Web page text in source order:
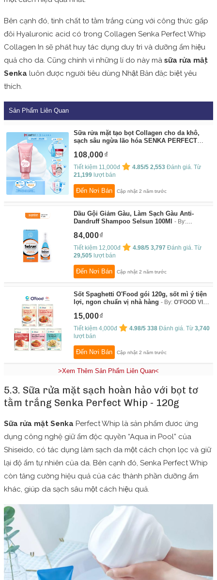
Bên cạnh đó, tinh chất tơ tằm trắng cùng với công thức gấp
đôi Hyaluronic acid có trong Collagen Senka Perfect Whip
Collagen In sẽ phát huy tác dụng duy trì và dưỡng ẩm hiệu
quả cho da. Cũng chính vì những lí do này mà sữa rửa mặt
Senka luôn được người tiêu dùng Nhật Bản đặc biệt yêu
thích.
Sản Phẩm Liên Quan
Sữa rửa mặt tạo bọt Collagen cho da khô,
sạch sâu ngừa lão hóa SENKA PERFECT
Japanese Beauty
108,000
Tiết kiệm 11,000đ 4.85/5 2,553 Đánh giá. Từ
21,199 lượt bán
Đến Nơi Bán Cập nhật 2 năm trước
Dầu Gội Giảm Gàu, Làm Sạch Gàu Anti-
Dandruff Shampoo Selsun 100Ml
By:
84,000
Tiết kiệm 12,000đ 4.98/5 3,797 Đánh giá. Từ
29,505 lượt bán
Đến Nơi Bán Cập nhật 2 năm trước
Sốt Spaghetti O'Food gói 120g, sốt mì ý tiện
lợi, ngon chuẩn vị nhà hàng
By:O'FOOD VIỆT
15,000
Tiết kiệm 4,000đ 4.98/5 338 Đánh giá. Từ3,740
lượt bán
Đến Nơi Bán Cập nhật 2 năm trước
>Xem Thêm Sản Phẩm Liên Quan<
5.3. Sữa rửa mặt sạch hoàn hảo với bọt tơ
tằm trắng Senka Perfect Whip - 120g
Sữa rửa mặt Senka Perfect Whip là sản phẩm đươc ứng
dụng công nghệ giữ ẩm độc quyền “Aqua in Pool” của
Shiseido, có tác dụng làm sạch da một cách chọn lọc và giữ
lại độ ẩm tự nhiên của da. Bên cạnh đó, Senka Perfect Whip
còn tăng cường hiệu quả của các thành phần dưỡng ẩm
khác, giúp da sạch sâu một cách hiệu quả.